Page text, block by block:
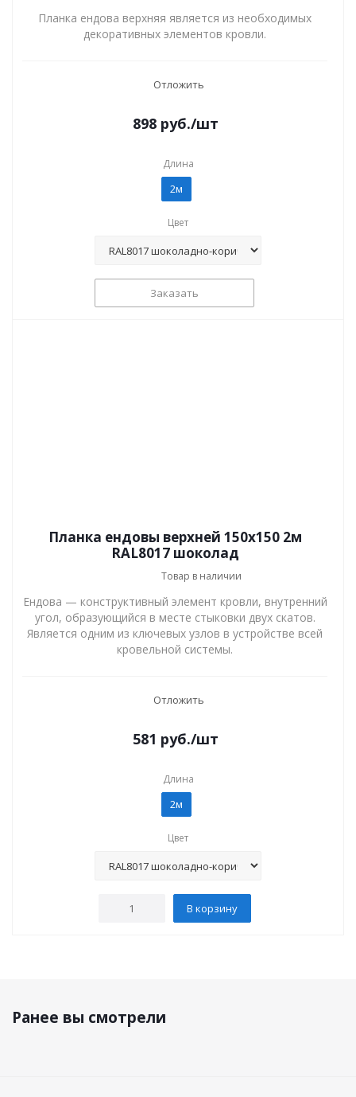
Планка ендова верхняя является из необходимых
декоративных элементов кровли.
Отложить
898руб./шт
Длина
2м
Цвет
Заказать
Планка ендовы верхней 150x150 2м
RAL8017 шоколад
Товар в наличии
Ендова — конструктивный элемент кровли, внутренний
угол, образующийся в месте стыковки двух скатов.
Является одним из ключевых узлов в устройстве всей
кровельной системы.
Отложить
581 руб./шт
Длина
2м
Цвет
В корзину
Ранее вы смотрели